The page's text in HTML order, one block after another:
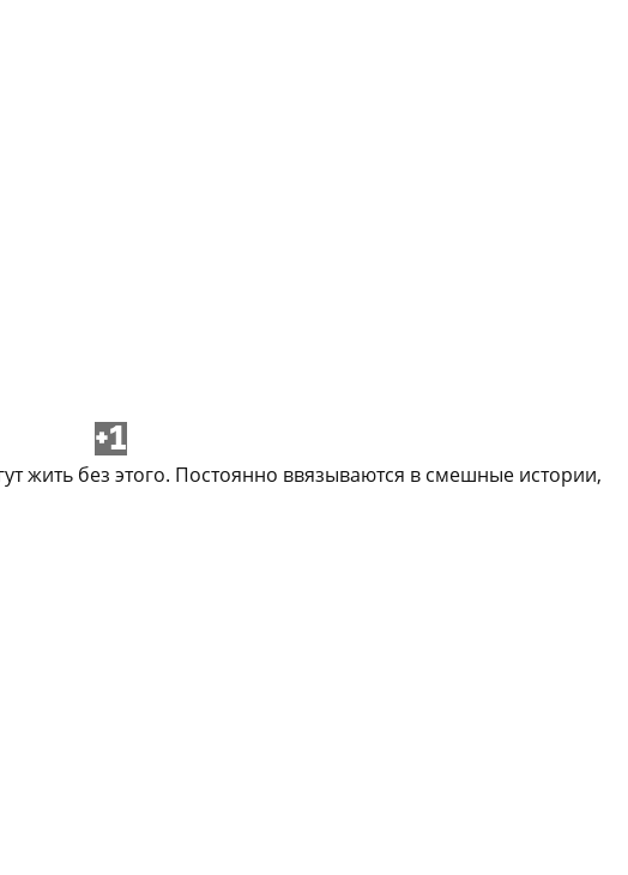
+1
без этого. Постоянно ввязываются в смешные истории,